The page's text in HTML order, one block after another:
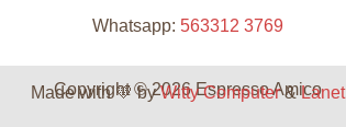
Whatsapp: 563312 3769
Copyright © 2026 Espresso Amico
Made with 💛 byWitty Computer&Lanet